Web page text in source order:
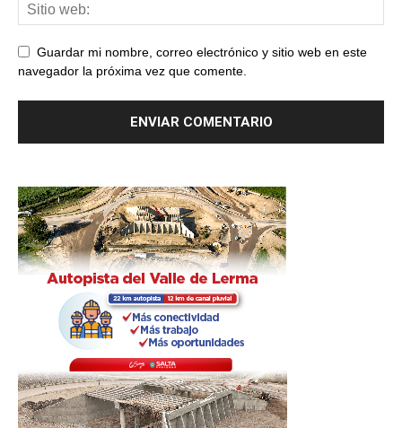
Guardar mi nombre, correo electrónico y sitio web en este
navegador la próxima vez que comente.